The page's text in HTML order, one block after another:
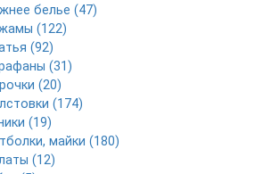
белье (47)
(122)
(92)
(31)
(20)
(174)
(19)
майки (180)
(12)